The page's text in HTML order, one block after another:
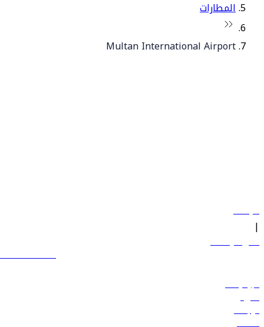
المطارات
Multan International Airport
سياساتنا
|
الشروط والأحكام
600 544 445
حجز الرحلات
العروض
الوجهات
الأمتعة